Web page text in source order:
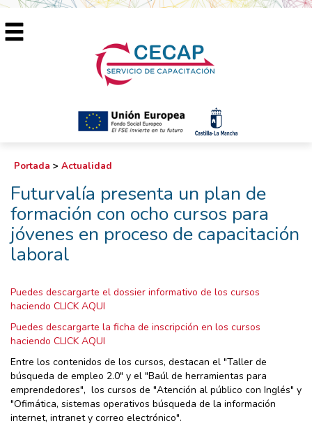
Portada > Actualidad
Futurvalía presenta un plan de
formación con ocho cursos para
jóvenes en proceso de capacitación
laboral
Puedes descargarte el dossier informativo de los cursos
haciendo CLICK AQUI
Puedes descargarte la ficha de inscripción en los cursos
haciendo CLICK AQUI
Entre los contenidos de los cursos, destacan el "Taller de
búsqueda de empleo 2.0" y el "Baúl de herramientas para
emprendedores", los cursos de "Atención al público con Inglés" y
"Ofimática, sistemas operativos búsqueda de la información
internet, intranet y correo electrónico".